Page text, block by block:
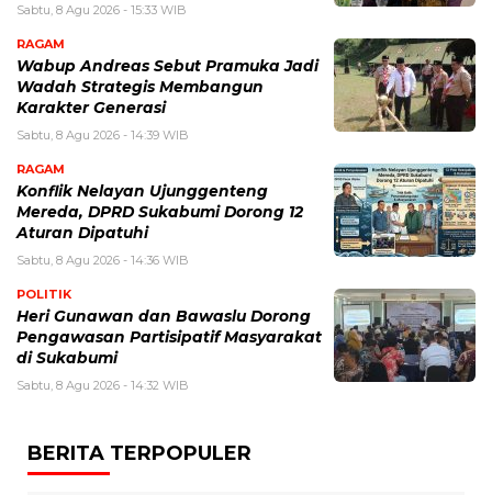
Sabtu, 8 Agu 2026 - 15:33 WIB
RAGAM
Wabup Andreas Sebut Pramuka Jadi
Wadah Strategis Membangun
Karakter Generasi ‎
Sabtu, 8 Agu 2026 - 14:39 WIB
RAGAM
Konflik Nelayan Ujunggenteng
Mereda, DPRD Sukabumi Dorong 12
Aturan Dipatuhi
Sabtu, 8 Agu 2026 - 14:36 WIB
POLITIK
Heri Gunawan dan Bawaslu Dorong
Pengawasan Partisipatif Masyarakat
di Sukabumi
Sabtu, 8 Agu 2026 - 14:32 WIB
BERITA TERPOPULER